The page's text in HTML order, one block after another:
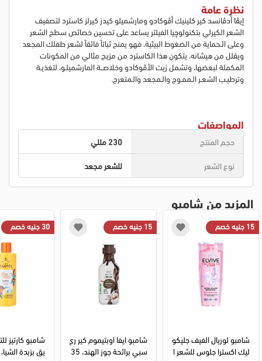
نظرة عامة
إيڤا أدڤانسد كير كلينيك أڤوكادو ومارشميلو كيدز كيرلز كاسترد لتصفيف
الشعر الكيرلي بتكنولوچيا الفيلتر يساعد على تحسين خصائص سطح الشعر
وعلى الـحماية من الضغوط البيئية. فهو يمنح ثباتاً فائقاً لشعر طفلك المجعد
ويقلل من هيشانه. يتكون هذا الكاسترد من مزيج مثالي من المكونات
المكملة لبعضها، وتشمل زيت الأڤوكادو وخلاصــة المارشميلـو، لتغذيـة
وترطيـب الشعـر الـممـوج والـمجعد والـمتعرج.
المواصفات
حجم المنتج
230 مللي
نوع الشعر
للشعر مجعد
المزيد من شامبو
15 جنيه خصم
شامبو لوريال الفيف جليكو
ليك اكسترا جلوس للشعر ا
15 جنيه خصم
شامبو ايفا اوبتيموم كير ري
سبي برائحة جوز الهند، 35
30 جنيه خصم
شامبو كارتيز
يق بزبدة الشيا، 400 مل